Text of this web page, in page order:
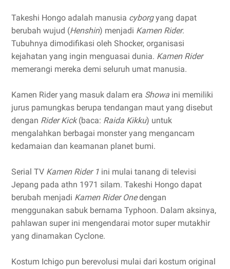
Takeshi Hongo adalah manusia cyborgyang dapat
berubah wujud (Henshin) menjadi Kamen Rider.
Tubuhnya dimodifikasi oleh Shocker, organisasi
kejahatan yang ingin menguasai dunia. Kamen Rider
memerangi mereka demi seluruh umat manusia.
Kamen Rider yang masuk dalam era Showa ini memiliki
jurus pamungkas berupa tendangan maut yang disebut
dengan Rider Kick(baca: Raida Kikku) untuk
mengalahkan berbagai monster yang mengancam
kedamaian dan keamanan planet bumi.
Serial TV Kamen Rider 1 ini mulai tanang di televisi
Jepang pada athn 1971 silam. Takeshi Hongo dapat
berubah menjadi Kamen Rider Onedengan
menggunakan sabuk bernama Typhoon. Dalam aksinya,
pahlawan super ini mengendarai motor super mutakhir
yang dinamakan Cyclone.
Kostum Ichigo pun berevolusi mulai dari kostum original